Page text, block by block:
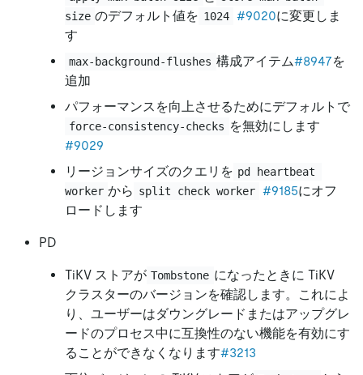
size のデフォルト値を 1024 #9020に変更しま
す
max-background-flushes 構成アイテム#8947を
追加
パフォーマンスを向上させるためにデフォルトで
force-consistency-checks を無効にします
#9029
リージョンサイズのクエリを pd heartbeat
worker から split check worker #9185にオフ
ロードします
PD
TiKV ストアが Tombstone になったときに TiKV
クラスターのバージョンを確認します。これによ
り、ユーザーはダウングレードまたはアップグレ
ードのプロセス中に互換性のない機能を有効にす
ることができなくなります#3213